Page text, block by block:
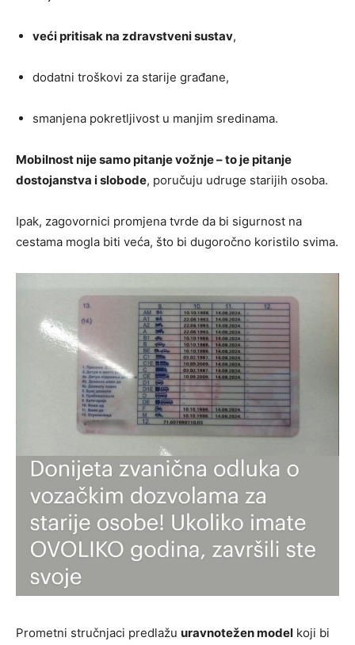
veći pritisak na zdravstveni sustav,
dodatni troškovi za starije građane,
smanjena pokretljivost u manjim sredinama.
Mobilnost nije samo pitanje vožnje – to je pitanje
dostojanstva i slobode, poručuju udruge starijih osoba.
Ipak, zagovornici promjena tvrde da bi sigurnost na
cestama mogla biti veća, što bi dugoročno koristilo svima.
Prometni stručnjaci predlažu uravnotežen model koji bi